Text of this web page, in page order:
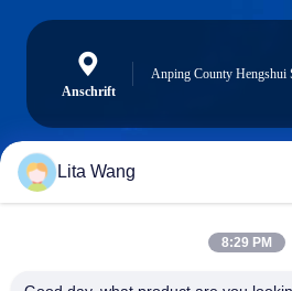
Anschrift
Anping County Hengshui
Lita Wang
8:29 PM